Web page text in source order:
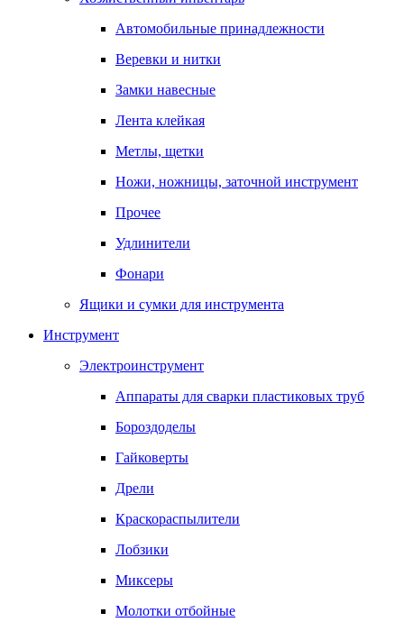
Автомобильные принадлежности
Веревки и нитки
Замки навесные
Лента клейкая
Метлы, щетки
Ножи, ножницы, заточной инструмент
Прочее
Удлинители
Фонари
Ящики и сумки для инструмента
Инструмент
Электроинструмент
Аппараты для сварки пластиковых труб
Бороздоделы
Гайковерты
Дрели
Краскораспылители
Лобзики
Миксеры
Молотки отбойные